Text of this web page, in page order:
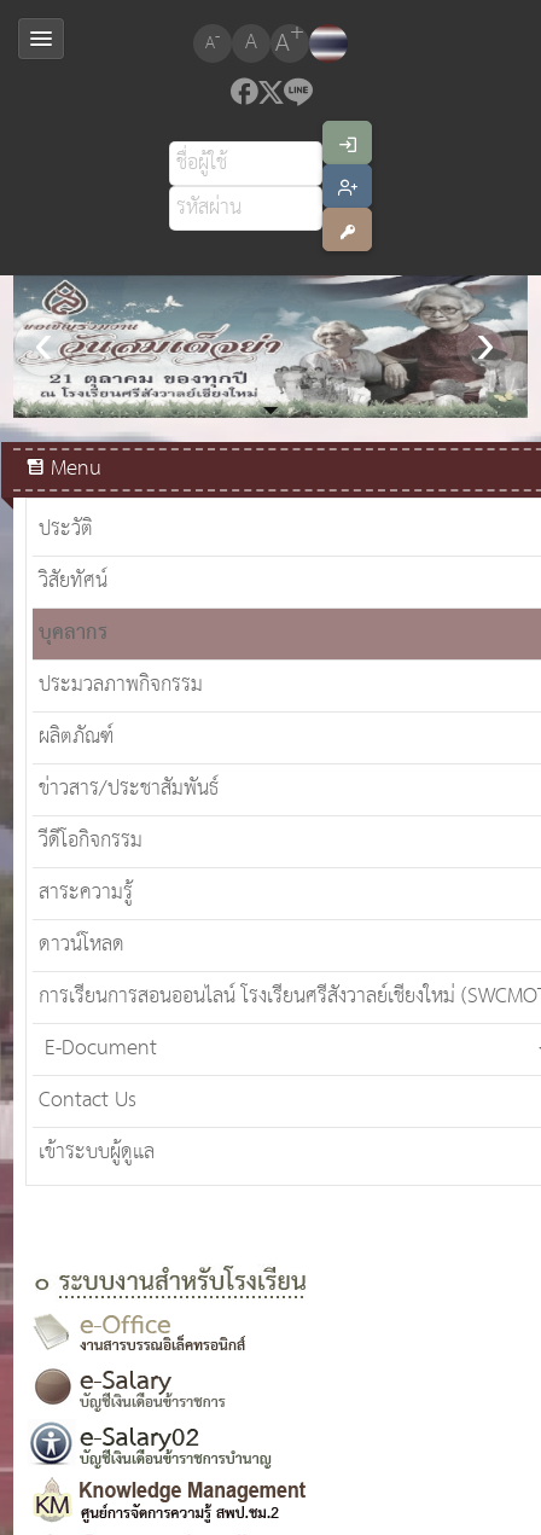
A- A A+
สมเด็จพระเจ้าอยู่หัวมหาวชิราลงกรณ บดินทรเทพยวรางกูร
Menu
ประวัติ
วิสัยทัศน์
บุคลากร
ประมวลภาพกิจกรรม
ผลิตภัณฑ์
ข่าวสาร/ประชาสัมพันธ์
วีดีโอกิจกรรม
สาระความรู้
ดาวน์โหลด
การเรียนการสอนออนไลน์ โรงเรียนศรีสังวาลย์เชียงใหม่
E-Document
Contact Us
เข้าระบบผู้ดูแล